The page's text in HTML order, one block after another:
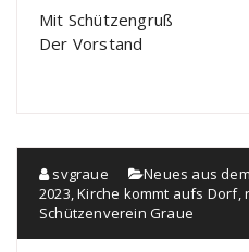
Mit Schützengruß
Der Vorstand
svgraue Neues aus
2023,Kirche kommt aufs Dorf,
Schützenverein Graue